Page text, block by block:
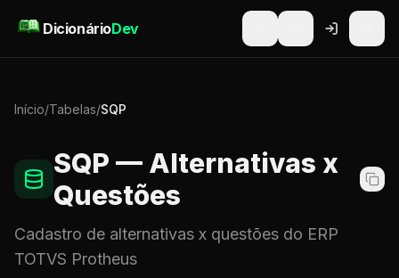
DicionárioDev
Início/Tabelas/SQP
SQP — Alternativas x
Questões
Cadastro de alternativas x questões do ERP
TOTVS Protheus